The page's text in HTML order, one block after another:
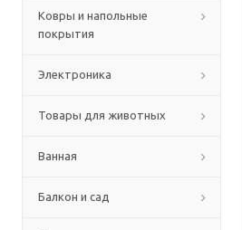
Ковры и напольные
покрытия
Электроника
Товары для животных
Ванная
Балкон и сад